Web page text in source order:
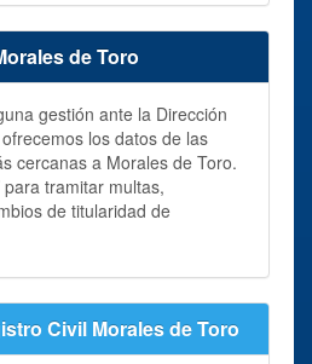
de Toro
gestión ante la Dirección
los datos de las
cercanas a Morales de Toro.
para tramitar multas,
de titularidad de
Civil Morales de Toro